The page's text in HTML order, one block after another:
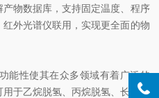
物数据库，支持固定温度、程序
外光谱仪联用，实现更全面的物
能性使其在众多领域有着广泛的
于乙烷脱氢、丙烷脱氢、长链烷